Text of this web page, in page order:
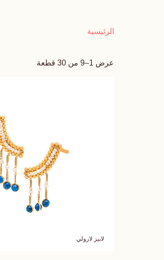
الرئيسية
عرض 1–9 من 30 قطعة
لابيز لازولي